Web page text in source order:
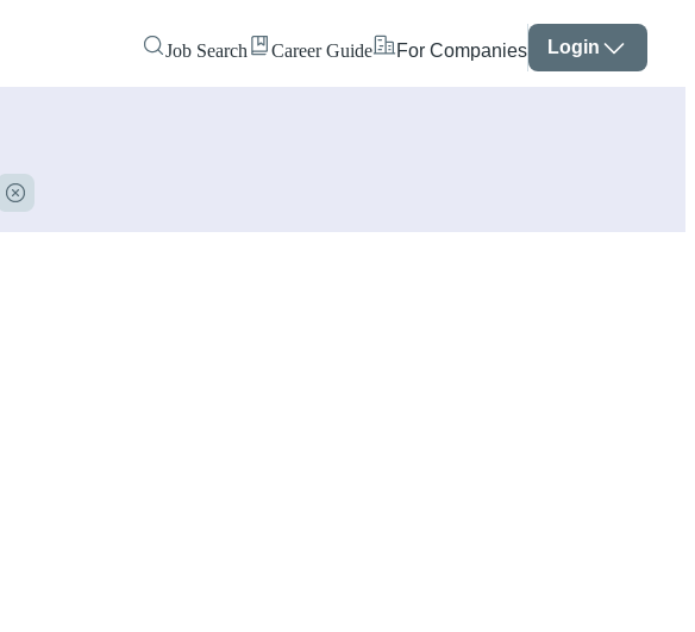
Job Search Career Guide For Companies Login